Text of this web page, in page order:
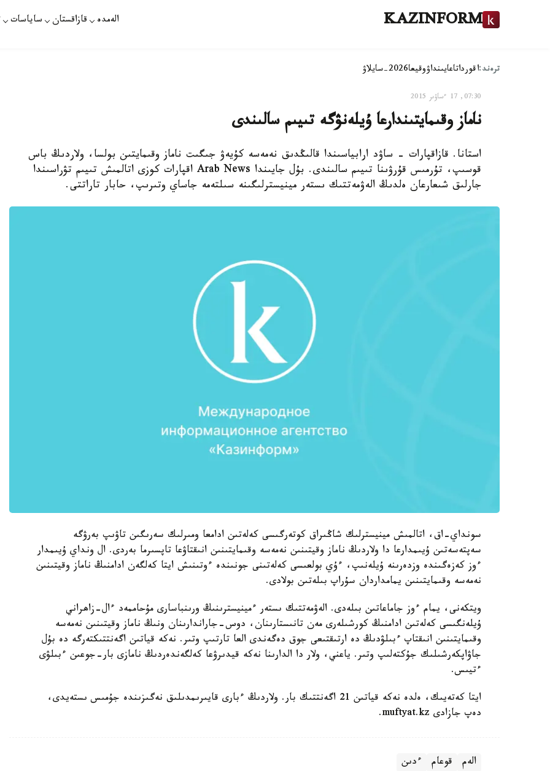
KAZINFORM الەمدە قازاقستان ساياسات
ترەند:اقورداتاعايىنداۋوقيعا2026-سايلاۋ
07:30, 17 ءساۋىر 2015
ناماز وقىمايتىندارعا ۇيلەنۋگە تىيىم سالىندى
استانا. قازاقپارات - ساۋد ارابياسىندا قالىڭدىق نەمەسە كۇيەۋ جىگىت ناماز وقىمايتىن بولسا، ولاردىڭ باس
قوسىپ، تۇرمىس قۇرۋىنا تىيىم سالىندى. بۇل جايىندا Arab News اقپارات كوزى اتالمىش تىيىم تۋراسىندا
جارلىق شىعارعان ەلدىڭ الەۋمەتتىك ىستەر مينيسترلىگىنە سىلتەمە جاساي وتىرىپ، حابار تاراتتى.
سونداي-اق، اتالمىش مينيسترلىك شاڭىراق كوتەرگىسى كەلەتىن ادامعا ومىرلىك سەرىگىن تاۋىپ بەرۋگە
سەپتەسەتىن ۇيىمدارعا دا ولاردىڭ ناماز وقيتىنىن نەمەسە وقىمايتىنىن انىقتاۋعا تاپسىرما بەردى. ال ونداي ۇيىمدار
ءوز كەزەگىندە وزدەرىنە ۇيلەنىپ، ءۇي بولعىسى كەلەتىنى جونىندە ءوتىنىش ايتا كەلگەن ادامنىڭ ناماز وقيتىنىن
نەمەسە وقىمايتىنىن يمامداردان سۇراپ بىلەتىن بولادى.
ويتكەنى، يمام ءوز جاماعاتىن بىلەدى. الەۋمەتتىك ىستەر ءمينيسترىنىڭ ورىنباسارى مۇحاممەد ءال-زاھراني
ۇيلەنگىسى كەلەتىن ادامنىڭ كورشىلەرى مەن تانىستارىنان، دوس-جاراندارىنان ونىڭ ناماز وقيتىنىن نەمەسە
وقىمايتىنىن انىقتاپ ءبىلۋدىڭ دە ارتىقتىعى جوق دەگەندى العا تارتىپ وتىر. نەكە قياتىن اگەنتتىكتەرگە دە بۇل
جاۋاپكەرشىلىك جۇكتەلىپ وتىر. ياعني، ولار دا الدارىنا نەكە قيدىرۋعا كەلگەندەردىڭ نامازى بار-جوعىن ءبىلۋى
ءتيىس.
ايتا كەتەيىك، ەلدە نەكە قياتىن 21 اگەنتتىك بار. ولاردىڭ ءبارى قايىرىمدىلىق نەگىزىندە جۇمىس ىستەيدى،
دەپ جازادى muftyat.kz.
الەم قوعام ءدىن